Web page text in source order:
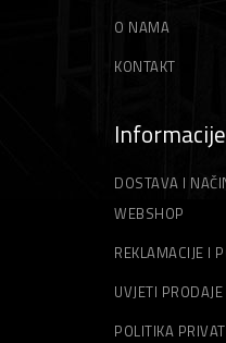
O NAMA
KONTAKT
Informacije
DOSTAVA I
WEBSHOP
REKLAMACIJE I
UVJETI
POLITIKA